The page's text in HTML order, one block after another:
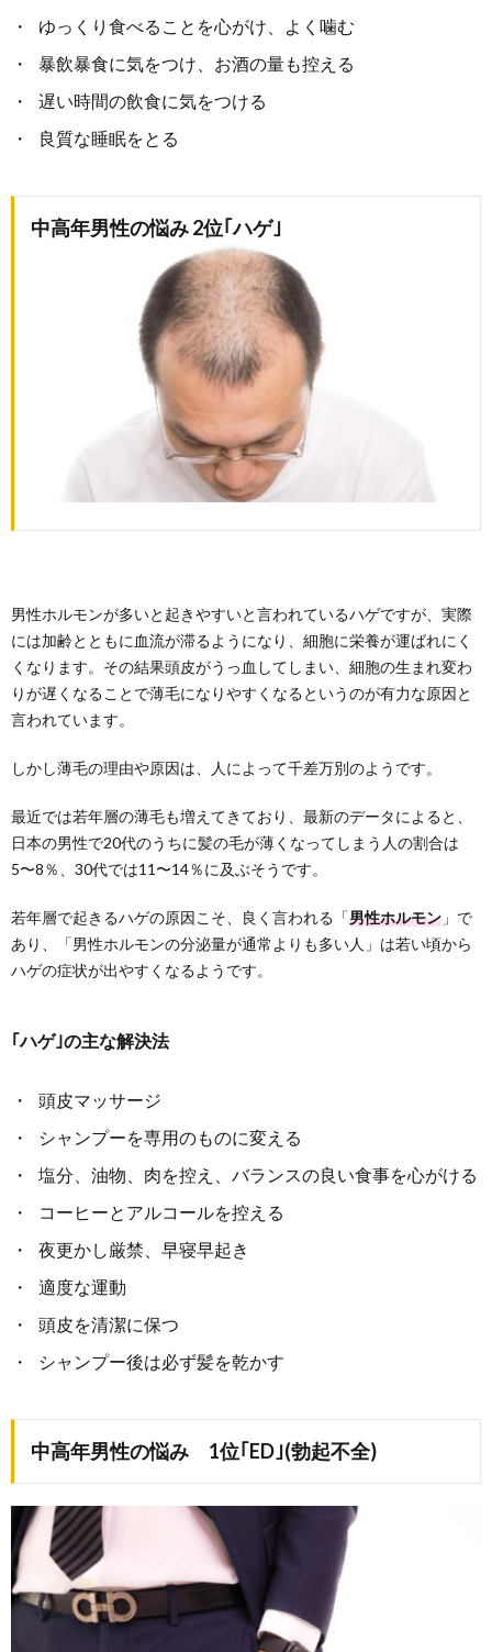
ゆっくり食べることを心がけ、よく噛む
暴飲暴食に気をつけ、お酒の量も控える
遅い時間の飲食に気をつける
良質な睡眠をとる
中高年男性の悩み 2位｢ハゲ｣
男性ホルモンが多いと起きやすいと言われているハゲですが、実際
には加齢とともに血流が滞るようになり、細胞に栄養が運ばれにく
くなります。その結果頭皮がうっ血してしまい、細胞の生まれ変わ
りが遅くなることで薄毛になりやすくなるというのが有力な原因と
言われています。
しかし薄毛の理由や原因は、人によって千差万別のようです。
最近では若年層の薄毛も増えてきており、最新のデータによると、
日本の男性で20代のうちに髪の毛が薄くなってしまう人の割合は
5〜8％、30代では11〜14％に及ぶそうです。
若年層で起きるハゲの原因こそ、良く言われる「男性ホルモン 」で
あり、「男性ホルモンの分泌量が通常よりも多い人」は若い頃から
ハゲの症状が出やすくなるようです。
｢ハゲ｣の主な解決法
頭皮マッサージ
シャンプーを専用のものに変える
塩分、油物、肉を控え、バランスの良い食事を心がける
コーヒーとアルコールを控える
夜更かし厳禁、早寝早起き
適度な運動
頭皮を清潔に保つ
シャンプー後は必ず髪を乾かす
中高年男性の悩み 1位｢ED｣(勃起不全)